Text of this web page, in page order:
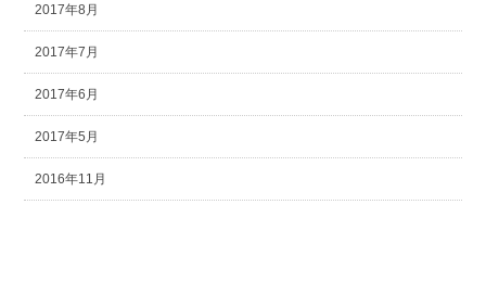
2017年8月
2017年7月
2017年6月
2017年5月
2016年11月